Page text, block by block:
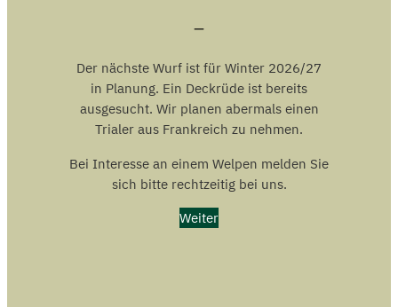
–
Der nächste Wurf ist für Winter 2026/27
in Planung. Ein Deckrüde ist bereits
ausgesucht. Wir planen abermals einen
Trialer aus Frankreich zu nehmen.
Bei Interesse an einem Welpen melden Sie
sich bitte rechtzeitig bei uns.
Weiter